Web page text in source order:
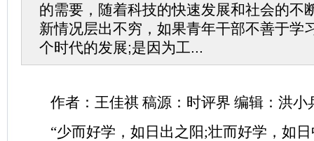
的需要，随着科技的快速发展和社会的不
新情况层出不穷，如果青年干部不善于学
个时代的发展;是因为工...
作者：王佳祺 稿源：时评界 编辑：洪小
“少而好学，如日出之阳;壮而好学，如日